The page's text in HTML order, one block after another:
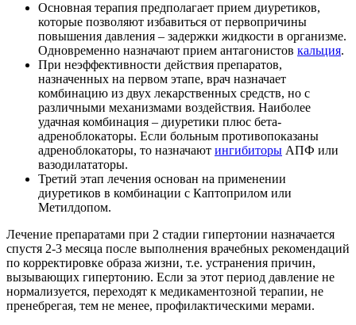
Основная терапия предполагает прием диуретиков,
которые позволяют избавиться от первопричины
повышения давления – задержки жидкости в организме.
Одновременно назначают прием антагонистов кальция.
При неэффективности действия препаратов,
назначенных на первом этапе, врач назначает
комбинацию из двух лекарственных средств, но с
различными механизмами воздействия. Наиболее
удачная комбинация – диуретики плюс бета-
адреноблокаторы. Если больным противопоказаны
адреноблокаторы, то назначают ингибиторы АПФ или
вазодилататоры.
Третий этап лечения основан на применении
диуретиков в комбинации с Каптоприлом или
Метилдопом.
Лечение препаратами при 2 стадии гипертонии назначается
спустя 2-3 месяца после выполнения врачебных рекомендаций
по корректировке образа жизни, т.е. устранения причин,
вызывающих гипертонию. Если за этот период давление не
нормализуется, переходят к медикаментозной терапии, не
пренебрегая, тем не менее, профилактическими мерами.